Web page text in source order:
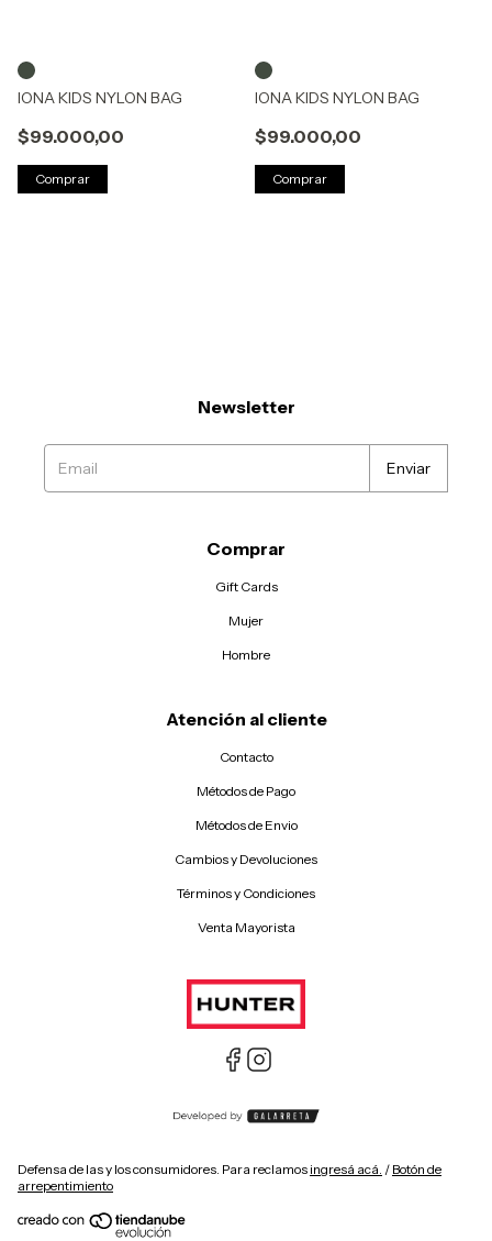
IONA KIDS NYLON BAG
$99.000,00
Comprar
IONA KIDS NYLON BAG
$99.000,00
Comprar
Newsletter
Comprar
Gift Cards
Mujer
Hombre
Atención al cliente
Contacto
Métodos de Pago
Métodos de Envio
Cambios y Devoluciones
Términos y Condiciones
Venta Mayorista
Defensa de las y los consumidores. Para reclamos ingresá acá. / Botón de
arrepentimiento